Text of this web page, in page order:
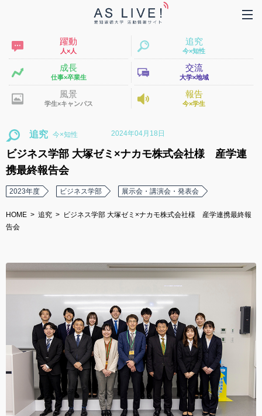
躍動
人×人
追究
今×知性
成長
仕事×卒業生
交流
大学×地域
風景
学生×キャンパス
報告
今×学生
追究 2024年04月18日
ビジネス学部 大塚ゼミ×ナカモ株式会社様 産学連
携最終報告会
2023年度 ビジネス学部 展示会・講演会・発表会
HOME 追究
ビジネス学部 大塚ゼミ×ナカモ株式会社様 産学連携最終報
告会